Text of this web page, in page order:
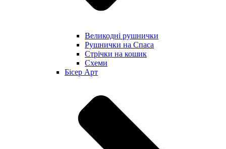
Великодні рушнички
Рушнички на Спаса
Стрічки на кошик
Схеми
Бісер Арт